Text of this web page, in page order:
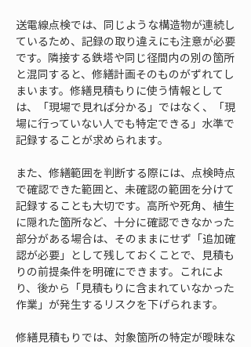
送電線点検では、同じような構造物が連続し
ているため、記録の取り違えにも注意が必要
です。隣接する鉄塔や同じ径間内の別の箇所
と混同すると、修繕計画そのものがずれてし
まいます。修繕見積もりに使う情報として
は、「現場で見れば分かる」ではなく、「現
場に行っていない人でも特定できる」水準で
記録することが求められます。
また、修繕範囲を判断する際には、点検時点
で確認できた範囲と、未確認の範囲を分けて
記録することも大切です。高所や死角、植生
に隠れた箇所など、十分に確認できなかった
部分がある場合は、そのままにせず「追加確
認が必要」として残しておくことで、見積も
りの前提条件を明確にできます。これによ
り、後から「見積もりに含まれていなかった
作業」が発生するリスクを下げられます。
修繕見積もりでは、対象箇所の特定が曖昧な